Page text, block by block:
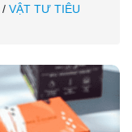
/ VẬT TƯ TIÊU